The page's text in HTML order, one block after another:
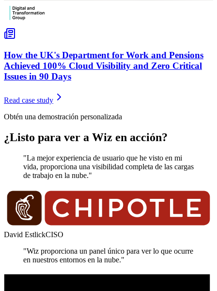
How the UK's Department for Work and Pensions
Achieved 100% Cloud Visibility and Zero Critical
Issues in 90 Days
Read case study
Obtén una demostración personalizada
¿Listo para ver a Wiz en acción?
"La mejor experiencia de usuario que he visto en mi
vida, proporciona una visibilidad completa de las cargas
de trabajo en la nube."
David EstlickCISO
"Wiz proporciona un panel único para ver lo que ocurre
en nuestros entornos en la nube."